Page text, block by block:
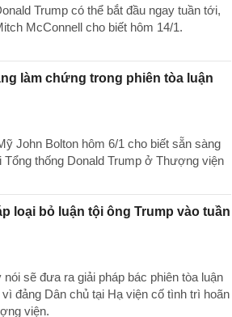
Trump có thể bắt đầu ngay tuần tới,
McConnell cho biết hôm 14/1.
làm chứng trong phiên tòa luận
John Bolton hôm 6/1 cho biết sẵn sàng
Tổng thống Donald Trump ở Thượng viện
loại bỏ luận tội ông Trump vào tuần
sẽ đưa ra giải pháp bác phiên tòa luận
đảng Dân chủ tại Hạ viện cố tình trì hoãn
viện.